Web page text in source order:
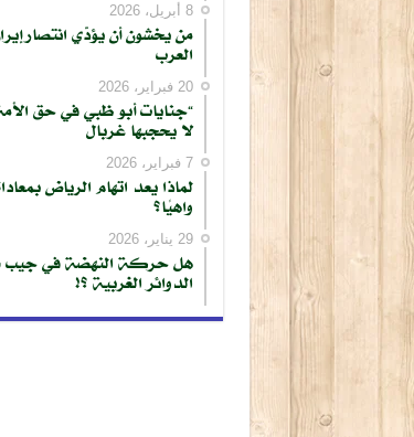
8 أبريل، 2026
من يخشون أن يؤدّي انتصار
العرب
20 فبراير، 2026
“جنايات أبو ظبي في حق
لا يحجبها غربال
7 فبراير، 2026
لماذا يعد اتهام الرياض
واهيًا؟
29 يناير، 2026
هل حركة النهضة في جيب
الدوائر الغربية ؟!